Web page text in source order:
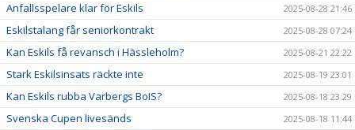
Anfallsspelare klar för Eskils 2025-08-28 21:46
Eskilstalang får seniorkontrakt 2025-08-28 07:24
Kan Eskils få revansch i Hässleholm? 2025-08-21 22:22
Stark Eskilsinsats räckte inte 2025-08-19 23:01
Kan Eskils rubba Varbergs BoIS? 2025-08-18 23:29
Svenska Cupen livesänds 2025-08-18 11:44